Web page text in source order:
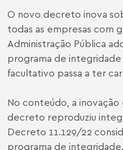
O novo decreto inova
todas as empresas com
Administração Pública
programa de
facultativo passa a ter
No conteúdo, a
decreto reproduziu
Decreto 11.129/22
programa de integridade.